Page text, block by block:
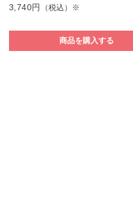
3,740円
（税込）※
商品を購入する